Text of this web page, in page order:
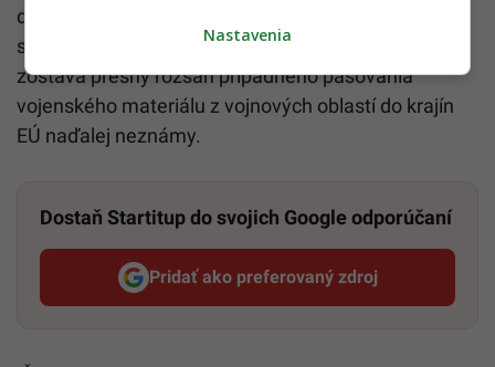
databáz a nedostatočných možností sledovania
sériových čísel zbraní naprieč Európou. Práve preto
zostáva presný rozsah prípadného pašovania
vojenského materiálu z vojnových oblastí do krajín
EÚ naďalej neznámy.
Dostaň Startitup do svojich Google odporúčaní
Pridať ako preferovaný zdroj
Startitup, odkaz sa otvorí v
Nastavenia